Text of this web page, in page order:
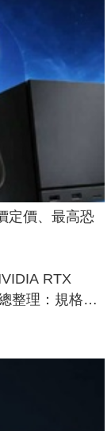
定價、最高恐
RTX
整理：規格、